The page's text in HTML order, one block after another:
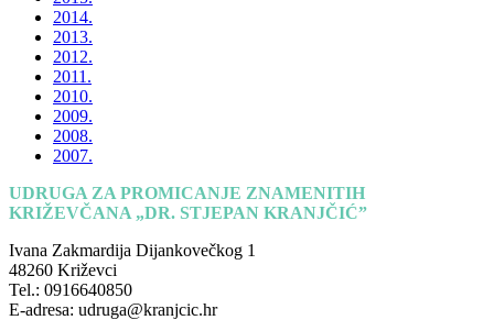
2014.
2013.
2012.
2011.
2010.
2009.
2008.
2007.
UDRUGA ZA PROMICANJE ZNAMENITIH
KRIŽEVČANA „DR. STJEPAN KRANJČIĆ”
Ivana Zakmardija Dijankovečkog 1
48260 Križevci
Tel.: 0916640850
E-adresa: udruga@kranjcic.hr